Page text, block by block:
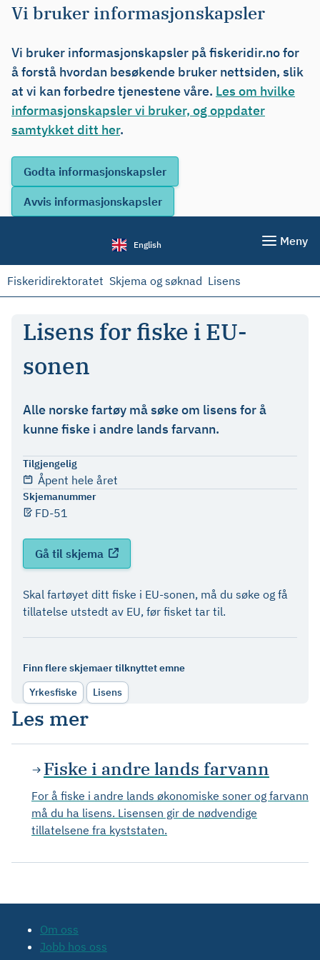
Vi bruker informasjonskapsler
Vi bruker informasjonskapsler på fiskeridir.no for
å forstå hvordan besøkende bruker nettsiden, slik
at vi kan forbedre tjenestene våre. Les om hvilke
informasjonskapsler vi bruker, og oppdater
samtykket ditt her.
English Meny
Fiskeridirektoratet Skjema og søknad Lisens
Lisens for fiske i EU-
sonen
Alle norske fartøy må søke om lisens for å
kunne fiske i andre lands farvann.
Tilgjengelig
Åpent hele året
Skjemanummer
FD-51
Gå til skjema
Skal fartøyet ditt fiske i EU-sonen, må du søke og få
tillatelse utstedt av EU, før fisket tar til.
Finn flere skjemaer tilknyttet emne
Yrkesfiske
Lisens
Les mer
Fiske i andre lands farvann
For å fiske i andre lands økonomiske soner og farvann
må du ha lisens. Lisensen gir de nødvendige
tillatelsene fra kyststaten.
Om oss
Jobb hos oss